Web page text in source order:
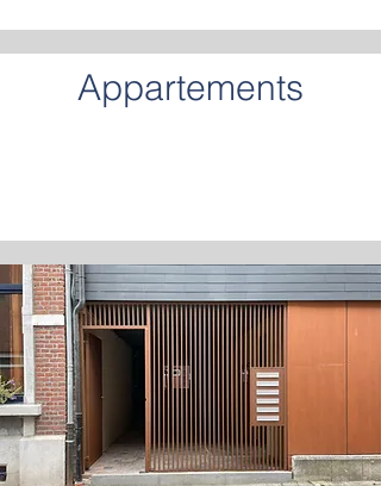
Appartements